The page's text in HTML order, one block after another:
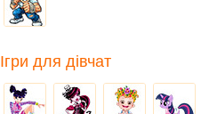
Ігри для дівчат